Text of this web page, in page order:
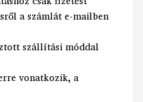
a számlát e-mailben
szállítási móddal
vonatkozik, a